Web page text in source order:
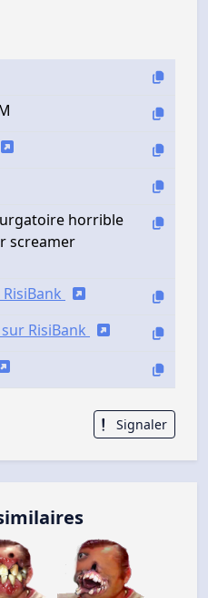
horrible
screamer
RisiBank
Signaler